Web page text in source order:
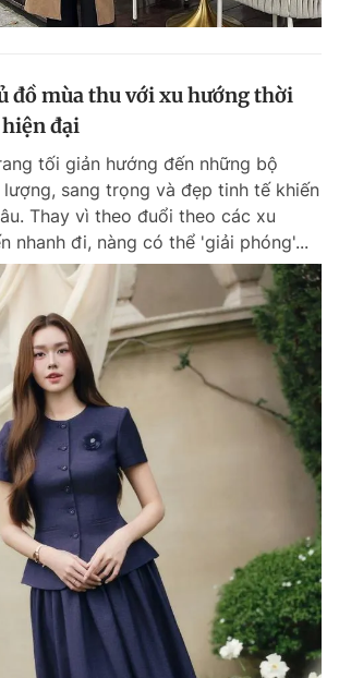
đồ mùa thu với xu hướng thời
đại
tối giản hướng đến những bộ
sang trọng và đẹp tinh tế khiến
Thay vì theo đuổi theo các xu
nhanh đi, nàng có thể 'giải phóng'...